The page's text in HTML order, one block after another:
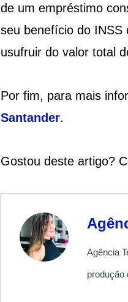
de um empréstimo
seu benefício do INSS
usufruir do valor total
Por fim, para mais
Santander.
Gostou deste artigo?
Agência
produção